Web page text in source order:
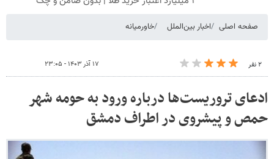
صفحه اصلی اخبار بین‌الملل خاورمیانه
۲ نفر ۱۷ آذر ۱۴۰۳ - ۲۳:۰۵
ادعای تروریست‌ها درباره ورود به حومه شهر
حمص و پیشروی در اطراف دمشق